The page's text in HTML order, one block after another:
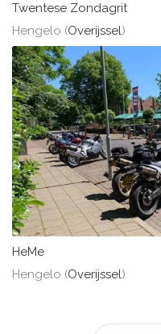
Twentese Zondagrit
Hengelo (Overijssel)
HeMe
Hengelo (Overijssel)